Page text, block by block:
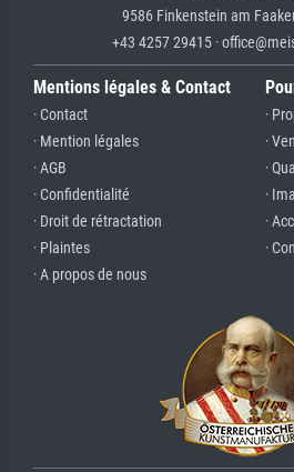
9586 Finkenstein am
+43 4257 29415 ·
Mentions légales & Contact
· Contact
· Mention légales
· AGB
· Confidentialité
· Droit de rétractation
· Plaintes
· A propos de nous
·
·
·
·
·
·